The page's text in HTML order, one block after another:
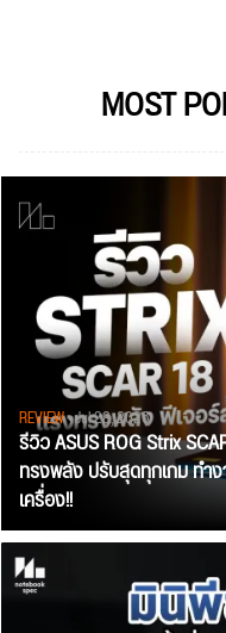
MOST
REVIEW• Jul 28, 2026
รีวิว ASUS ROG Strix
ทรงพลัง ปรับสุดทุกเกม ทำ
เครื่อง!!